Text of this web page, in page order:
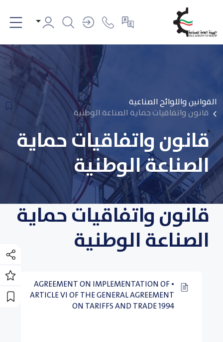
القوانين واللوائح الصناعية
قانون واتفاقيات حماية الصناعة الوطنية
قانون واتفاقيات حماية
الصناعة الوطنية
قانون واتفاقيات حماية
الصناعة الوطنية
• AGREEMENT ON IMPLEMENTATION OF
ARTICLE VI OF THE GENERAL AGREEMENT
ON TARIFFS AND TRADE 1994